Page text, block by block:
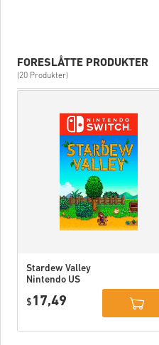
FORESLÅTTE PRODUKTER
(20 Produkter)
Stardew Valley
Nintendo US
$ 17,49